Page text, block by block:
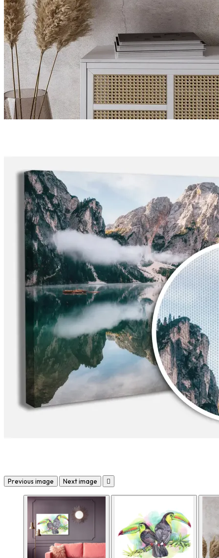
Previous image Next image 